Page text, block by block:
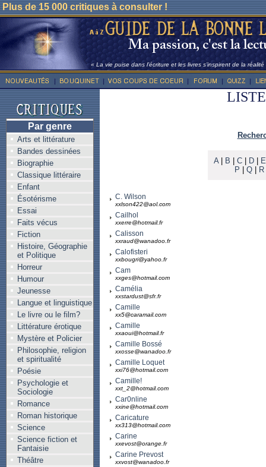
Plus de 15 000 critiques à consulter !
« La vie puise dans l’écriture et les livres s’inspirent de la
Par genre
Arts et littérature
Bandes dessinées
Biographie
Classique littéraire
Enfant
Ésotérisme
Essai
Faits vécus
Fiction
Histoire, Géographie
et Politique
Horreur
Humour
Jeunesse
Langue et linguistique
Le livre ou le film?
Littérature érotique
Mystère et Policier
Philosophie, religion
et spiritualité
Poésie
Psychologie et
Sociologie
Romance
Roman historique
Science
Science fiction et
Fantaisie
Théâtre
A| B C| D| E
P
Q R
C. Wilson
xxlson422@aol.com
Cailhol
xxerre@hotmail.fr
Calisson
xxraud@wanadoo.fr
Calofisteri
xxbougri@yahoo.fr
Cam
xxges@hotmail.com
Camélia
xxstardust@sfr.fr
Camille
xx5@caramail.com
Camille
xxaoui@hotmail.fr
Camille Bossé
xxosse@wanadoo.fr
Camille Loquet
xxi76@hotmail.com
Camille!
xxt_2@hotmail.com
Car0nline
xxine@hotmail.com
Caricature
xx313@hotmail.com
Carine
xxevost@orange.fr
Carine Prevost
xxvost@wanadoo.fr